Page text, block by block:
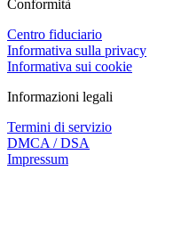
Conformità
Centro fiduciario
Informativa sulla privacy
Informativa sui cookie
Informazioni legali
Termini di servizio
DMCA / DSA
Impressum